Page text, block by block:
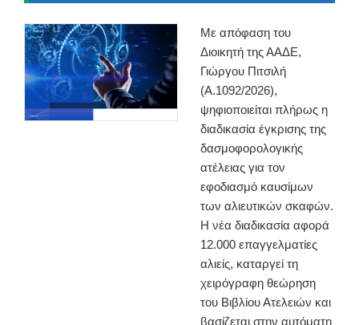
Με απόφαση του
Διοικητή της ΑΑΔΕ,
Γιώργου Πιτσιλή
(Α.1092/2026),
ψηφιοποιείται πλήρως η
διαδικασία έγκρισης της
δασμοφορολογικής
ατέλειας για τον
εφοδιασμό καυσίμων
των αλιευτικών σκαφών.
Η νέα διαδικασία αφορά
12.000 επαγγελματίες
αλιείς, καταργεί τη
χειρόγραφη θεώρηση
του Βιβλίου Ατελειών και
βασίζεται στην αυτόματη